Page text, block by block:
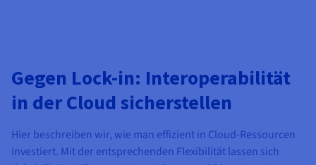
Gegen Lock-in: Interoperabilität
in der Cloud sicherstellen
Hier beschreiben wir, wie man effizient in Cloud-Ressourcen
investiert. Mit der entsprechenden Flexibilität lassen sich